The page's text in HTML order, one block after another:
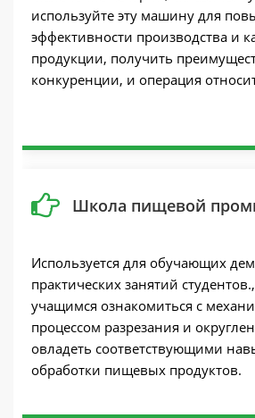
используйте эту машину для
эффективности производства и
продукции, получить
конкуренции, и операция
Школа пищевой
Используется для обучающих
практических занятий
учащимся ознакомиться с
процессом разрезания и
овладеть соответствующими
обработки пищевых продуктов.